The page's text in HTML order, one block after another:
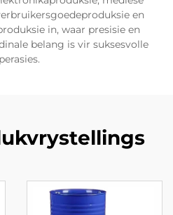
en
in, waar presisie en
belang is vir suksesvolle